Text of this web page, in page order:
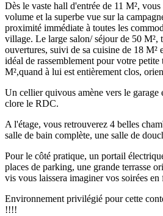
Dès le vaste hall d'entrée de 11 M²,
volume et la superbe vue sur la
proximité immédiate à toutes les
village. Le large salon/ séjour de 50 M²,
ouvertures, suivi de sa cuisine de 18 M²
idéal de rassemblement pour votre
M²,quand à lui est entièrement clos,
Un cellier quivous amène vers le
clore le RDC.
A l'étage, vous retrouverez 4 belles
salle de bain complète, une salle de
Pour le côté pratique, un portail
places de parking, une grande terrasse
vis vous laissera imaginer vos soirées
Environnement privilégié pour cette
!!!!